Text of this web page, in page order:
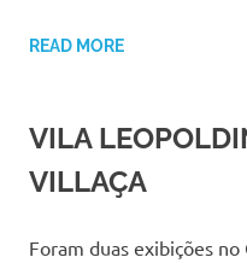
READ MORE
VILA
VILLAÇA
Foram duas exibições